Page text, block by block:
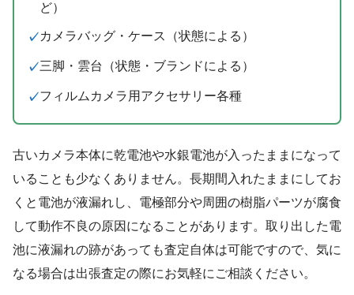
ど）
カメラバッグ・ケース（状態による）
三脚・雲台（状態・ブランドによる）
フィルムカメラ用アクセサリー各種
古いカメラ本体に乾電池や水銀電池が入ったままになって
いることも少なくありません。長期間入れたままにしてお
くと電池が液漏れし、電極部分や周囲の樹脂パーツが腐食
して動作不良の原因になることがあります。取り出した電
池に液漏れの跡があっても査定自体は可能ですので、気に
なる場合は出張査定の際にお気軽にご相談ください。